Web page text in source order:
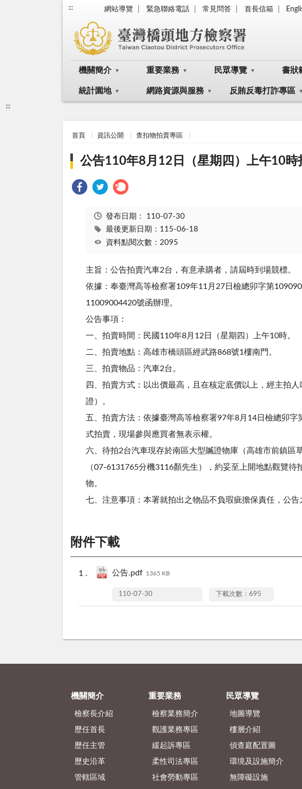
::: 網站導覽 緊急聯絡電話 常見問答 首長信箱
機關簡介 重要業務 民眾導覽 書狀
統計園地 網路資源與服務 反賄反毒打詐專區
:::
首頁 資訊公開 查扣物拍賣專區
公告110年8月12日（星期四）上午10時
發布日期： 110-07-30
最後更新日期：115-06-18
資料點閱次數：2095
主旨：公告拍賣汽車2台，有意承購者，請屆時到場競標。
依據：奉臺灣高等檢察署109年11月27日檢總卯字第
11009004420號函辦理。
公告事項：
一、拍賣時間：民國110年8月12日（星期四）上午10時。
二、拍賣地點：高雄市橋頭區經武路868號1樓南門。
三、拍賣物品：汽車2台。
四、拍賣方式：以出價最高，且在核定底價以上，經主拍
證）。
五、拍賣方法：依據臺灣高等檢察署97年8月14日檢總卯
式拍賣，現場參與應買者無表示權。
六、待拍2台汽車現存於南區大型贓證物庫（高雄市前鎮
（07-6131765分機3116顏先生），約妥至上開地點觀覽
物。
七、注意事項：本署就拍出之物品不負瑕疵擔保責任，公
附件下載
公告.pdf 1365 KB
110-07-30 下載次數：695
機關簡介
檢察長介紹
歷任首長
歷任主管
歷史沿革
管轄區域
重要業務
檢察業務簡介
觀護業務專區
緩起訴專區
柔性司法專區
社會勞動專區
民眾導覽
地圖導覽
樓層介紹
偵查庭配置圖
環境及設施簡介
無障礙設施